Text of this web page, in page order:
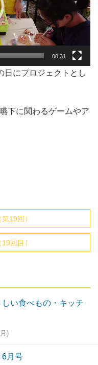
00:31
日にプロジェクトとし
下に関わるゲームやア
19回）
回目）
い食べもの・キッチ
)
6月号